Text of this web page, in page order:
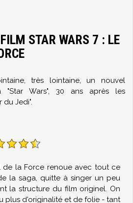
STAR WARS 7 : LE
très lointaine, un nouvel
Wars", 30 ans après les
du Jedi".
de la Force renoue avec tout ce
la saga, quitte à singer un peu
la structure du film originel. On
plus d'originalité et de folie - tant